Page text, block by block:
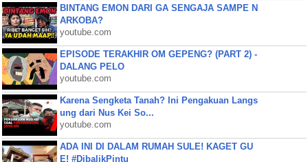
BINTANG EMON DARI GA SENGAJA SAMPE N
ARKOBA?
youtube.com
EPISODE TERAKHIR OM GEPENG? (PART 2) -
DALANG PELO
youtube.com
Karena Sengketa Tanah? Ini Pengakuan Langs
ung dari Nus Kei So...
youtube.com
ADA INI DI DALAM RUMAH SULE! KAGET GU
E! #DibalikPintu